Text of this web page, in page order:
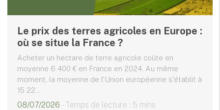
Le prix des terres agricoles en Europe :
où se situe la France ?
Acheter un hectare de terre agricole coûte en
moyenne 6 400 € en France en 2024. Au même
moment, la moyenne de l'Union européenne s'établit à
15 22...
08/07/2026 - Temps de lecture : 5 mins